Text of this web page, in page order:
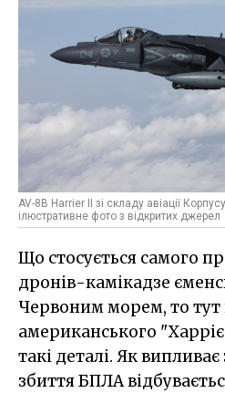
AV-8B Harrier II зі складу авіації
ілюстративне фото з відкритих джерел
Що стосується самого
дронів-камікадзе
Червоним морем, то тут
американського
такі деталі. Як випливає
збиття БПЛА